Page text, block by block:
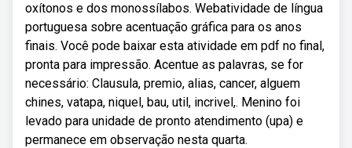
oxítonos e dos monossílabos. Webatividade de língua
portuguesa sobre acentuação gráfica para os anos
finais. Você pode baixar esta atividade em pdf no final,
pronta para impressão. Acentue as palavras, se for
necessário: Clausula, premio, alias, cancer, alguem
chines, vatapa, niquel, bau, util, incrivel,. Menino foi
levado para unidade de pronto atendimento (upa) e
permanece em observação nesta quarta.